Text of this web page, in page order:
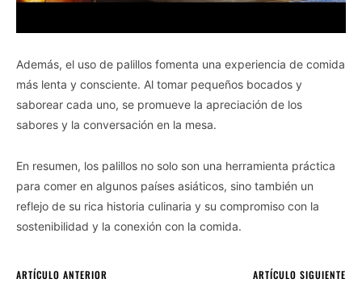
Además, el uso de palillos fomenta una experiencia de comida
más lenta y consciente. Al tomar pequeños bocados y
saborear cada uno, se promueve la apreciación de los
sabores y la conversación en la mesa.
En resumen, los palillos no solo son una herramienta práctica
para comer en algunos países asiáticos, sino también un
reflejo de su rica historia culinaria y su compromiso con la
sostenibilidad y la conexión con la comida.
ARTÍCULO ANTERIOR ARTÍCULO SIGUIENTE